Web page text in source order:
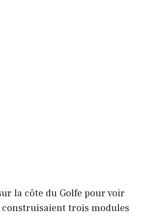
la côte du Golfe pour voir
trois modules